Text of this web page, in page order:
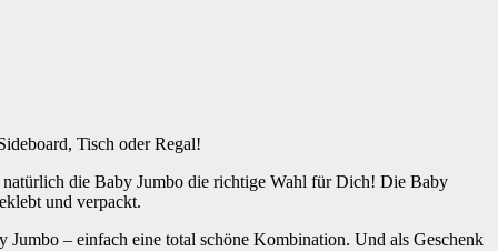
Tisch oder Regal!
natürlich die Baby Jumbo die richtige Wahl für Dich! Die Baby
und verpackt.
– einfach eine total schöne Kombination. Und als Geschenk